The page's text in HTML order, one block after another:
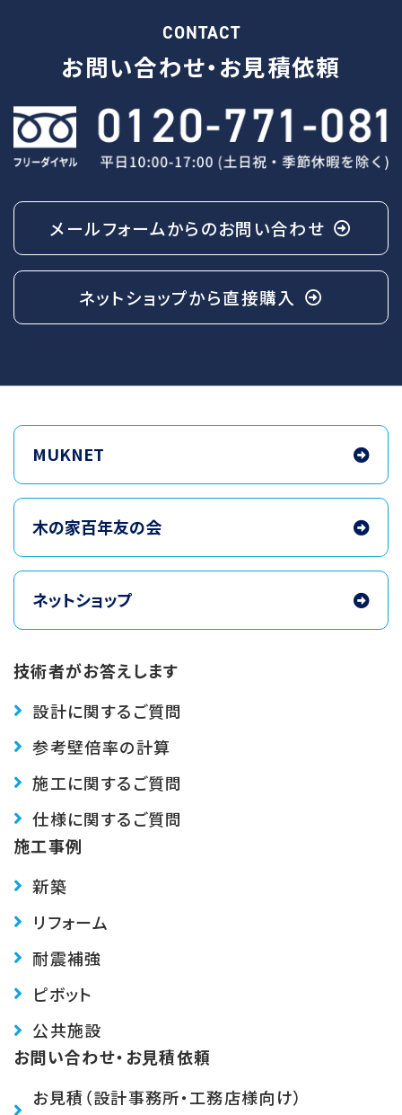
CONTACT
お問い合わせ・お見積依頼
メールフォームからのお問い合わせ
ネットショップから直接購入
MUKNET
木の家百年友の会
ネットショップ
技術者がお答えします
設計に関するご質問
参考壁倍率の計算
施工に関するご質問
仕様に関するご質問
施工事例
新築
リフォーム
耐震補強
ピボット
公共施設
お問い合わせ・お見積依頼
お見積（設計事務所・工務店様向け）